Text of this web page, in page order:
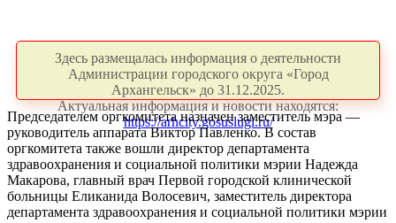
Здесь размещалась информация о деятельности
Администрации городского округа «Город
Архангельск» до 31.12.2025.
Актуальная информация и новости находятся:
https://arhcity.gosuslugi.ru/
Председателем оргкомитета назначен заместитель мэра —
руководитель аппарата Виктор Павленко. В состав
оргкомитета также вошли директор департамента
здравоохранения и социальной политики мэрии Надежда
Макарова, главный врач Первой городской клинической
больницы Еликанида Волосевич, заместитель директора
департамента здравоохранения и социальной политики мэрии